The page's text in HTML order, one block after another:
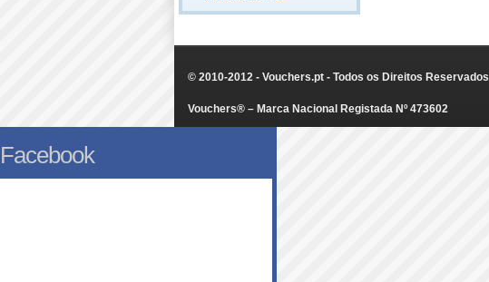
© 2010-2012 - Vouchers.pt - Todos os Direitos Reservados
Vouchers® – Marca Nacional Registada Nº 473602
Facebook